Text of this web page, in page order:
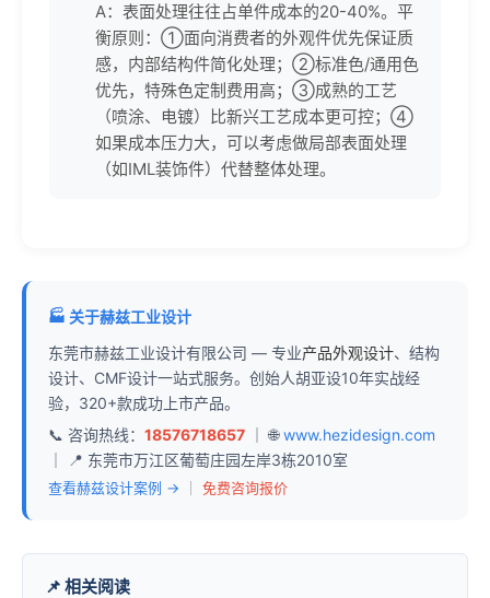
A：表面处理往往占单件成本的20-40%。平
衡原则：①面向消费者的外观件优先保证质
感，内部结构件简化处理；②标准色/通用色
优先，特殊色定制费用高；③成熟的工艺
（喷涂、电镀）比新兴工艺成本更可控；④
如果成本压力大，可以考虑做局部表面处理
（如IML装饰件）代替整体处理。
🏭 关于赫兹工业设计
东莞市赫兹工业设计有限公司 — 专业产品外观设计、结构
设计、CMF设计一站式服务。创始人胡亚设10年实战经
验，320+款成功上市产品。
📞 咨询热线： 18576718657 ｜ 🌐www.hezidesign.com
｜ 📍 东莞市万江区葡萄庄园左岸3栋2010室
查看赫兹设计案例 → 免费咨询报价
📌 相关阅读